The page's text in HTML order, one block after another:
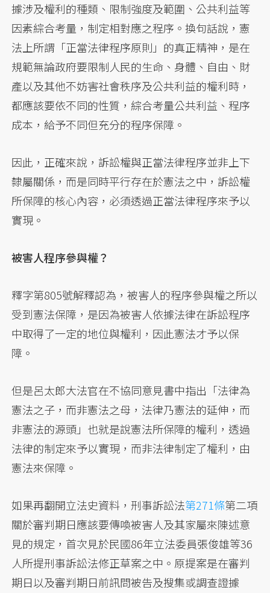
據涉及權利的種類、限制強度及範圍、公共利益等
因素綜合考量，制定相對應之程序。換句話說，憲
法上所謂「正當法律程序原則」的真正精神，是在
規範無論政府要限制人民的生命、身體、自由、財
產以及其他不妨害社會秩序及公共利益的權利時，
都應該要依不同的性質，綜合考量公共利益、程序
成本，給予不同但充分的程序保障。
因此，正確來說，訴訟權與正當法律程序並非上下
隸屬關係，而是同時平行存在於憲法之中，訴訟權
所保障的核心內容，必須透過正當法律程序來予以
實現。
被害人程序參與權？
釋字第805號解釋認為，被害人的程序參與權之所以
受到憲法保障，是因為被害人依據法律在訴訟程序
中取得了一定的地位與權利，因此憲法才予以保
障。
但是呂太郎大法官在不協同意見書中指出「法律為
憲法之子，而非憲法之母，法律乃憲法的延伸，而
非憲法的源頭」也就是說憲法所保障的權利，透過
法律的制定來予以實現，而非法律制定了權利，由
憲法來保障。
如果再翻開立法史資料，刑事訴訟法第271條第二項
關於審判期日應該要傳喚被害人及其家屬來陳述意
見的規定，首次見於民國86年立法委員張俊雄等36
人所提刑事訴訟法修正草案之中。原提案是在審判
期日以及審判期日前訊問被告及搜集或調查證據